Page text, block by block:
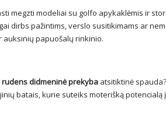
megzti modeliai su golfo apykaklėmis ir
dirbs pažintims, verslo susitikimams ar
papuošalų rinkinio.
didmeninė prekyba atsitiktinė
batais, kurie suteiks moterišką